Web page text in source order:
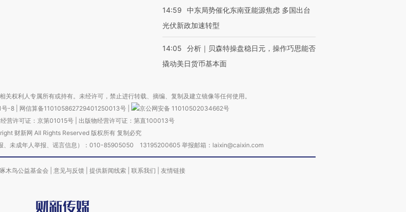
14:59
中东局势催化东南亚能源焦虑 多国出台
光伏新政加速转型
14:05
分析｜贝森特操盘稳日元，操作巧思能否
撬动美日货币基本面
关权利人专属所有或持有。未经许可，禁止进行转载、摘编、复制及建立镜像等任何使用。
号-8 网信算备110105862729401250013号
京公网安备 11010502034662号
营许可证：京第01015号| 出版物经营许可证：第直100013号
财新网 All Rights Reserved 版权所有 复制必究
、未成年人举报、谣言信息）：010-85905050 13195200605 举报邮箱：laixin@caixin.com
啄木鸟公益基金会 意见与反馈 提供新闻线索 联系我们 友情链接